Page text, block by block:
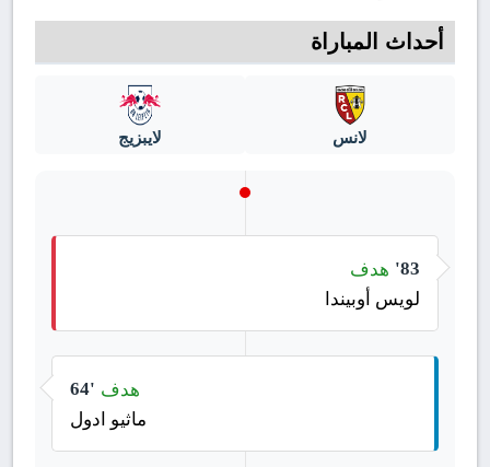
أحداث المباراة
لانس لايبزيج
83' هدف
لويس أوبيندا
64' هدف
ماثيو ادول